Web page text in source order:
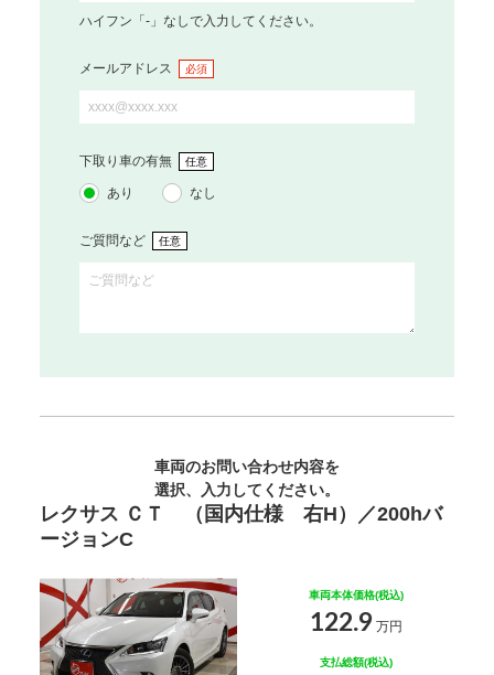
ハイフン「-」なしで入力してください。
メールアドレス 必須
下取り車の有無 任意
あり なし
ご質問など 任意
車両のお問い合わせ内容を
選択、入力してください。
レクサス ＣＴ （国内仕様 右H）／200hバ
ージョンC
車両本体価格(税込)
122.9 万円
支払総額(税込)